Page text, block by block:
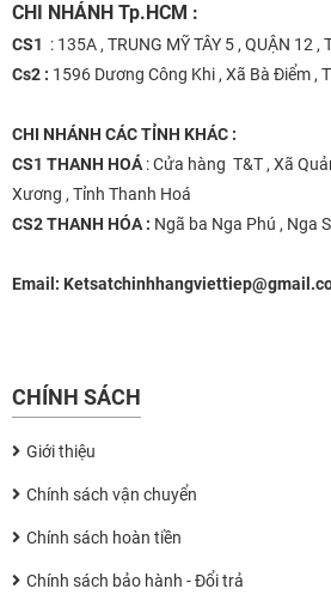
CHI NHÁNH Tp.HCM :
CS1 : 135A , TRUNG MỸ TÂY 5 , QUẬN 12 ,
Cs2 : 1596 Dương Công Khi , Xã Bà Điểm ,
CHI NHÁNH CÁC TỈNH KHÁC :
CS1 THANH HOÁ : Cửa hàng T&T , Xã
Xương , Tỉnh Thanh Hoá
CS2 THANH HÓA : Ngã ba Nga Phú , Nga
Email:
CHÍNH SÁCH
Giới thiệu
Chính sách vận chuyển
Chính sách hoàn tiền
Chính sách bảo hành - Đổi trả